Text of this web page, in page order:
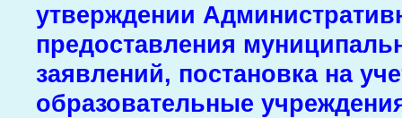
утверждении
предоставления
заявлений, постановка на
образовательные